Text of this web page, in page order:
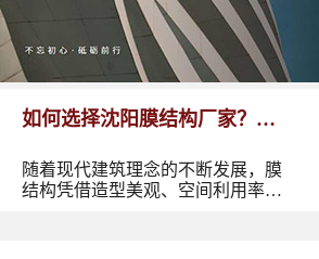
如何选择沈阳膜结构厂家？从
设计能力到施工质量多方面了
解！
随着现代建筑理念的不断发展，膜
结构凭借造型美观、空间利用率